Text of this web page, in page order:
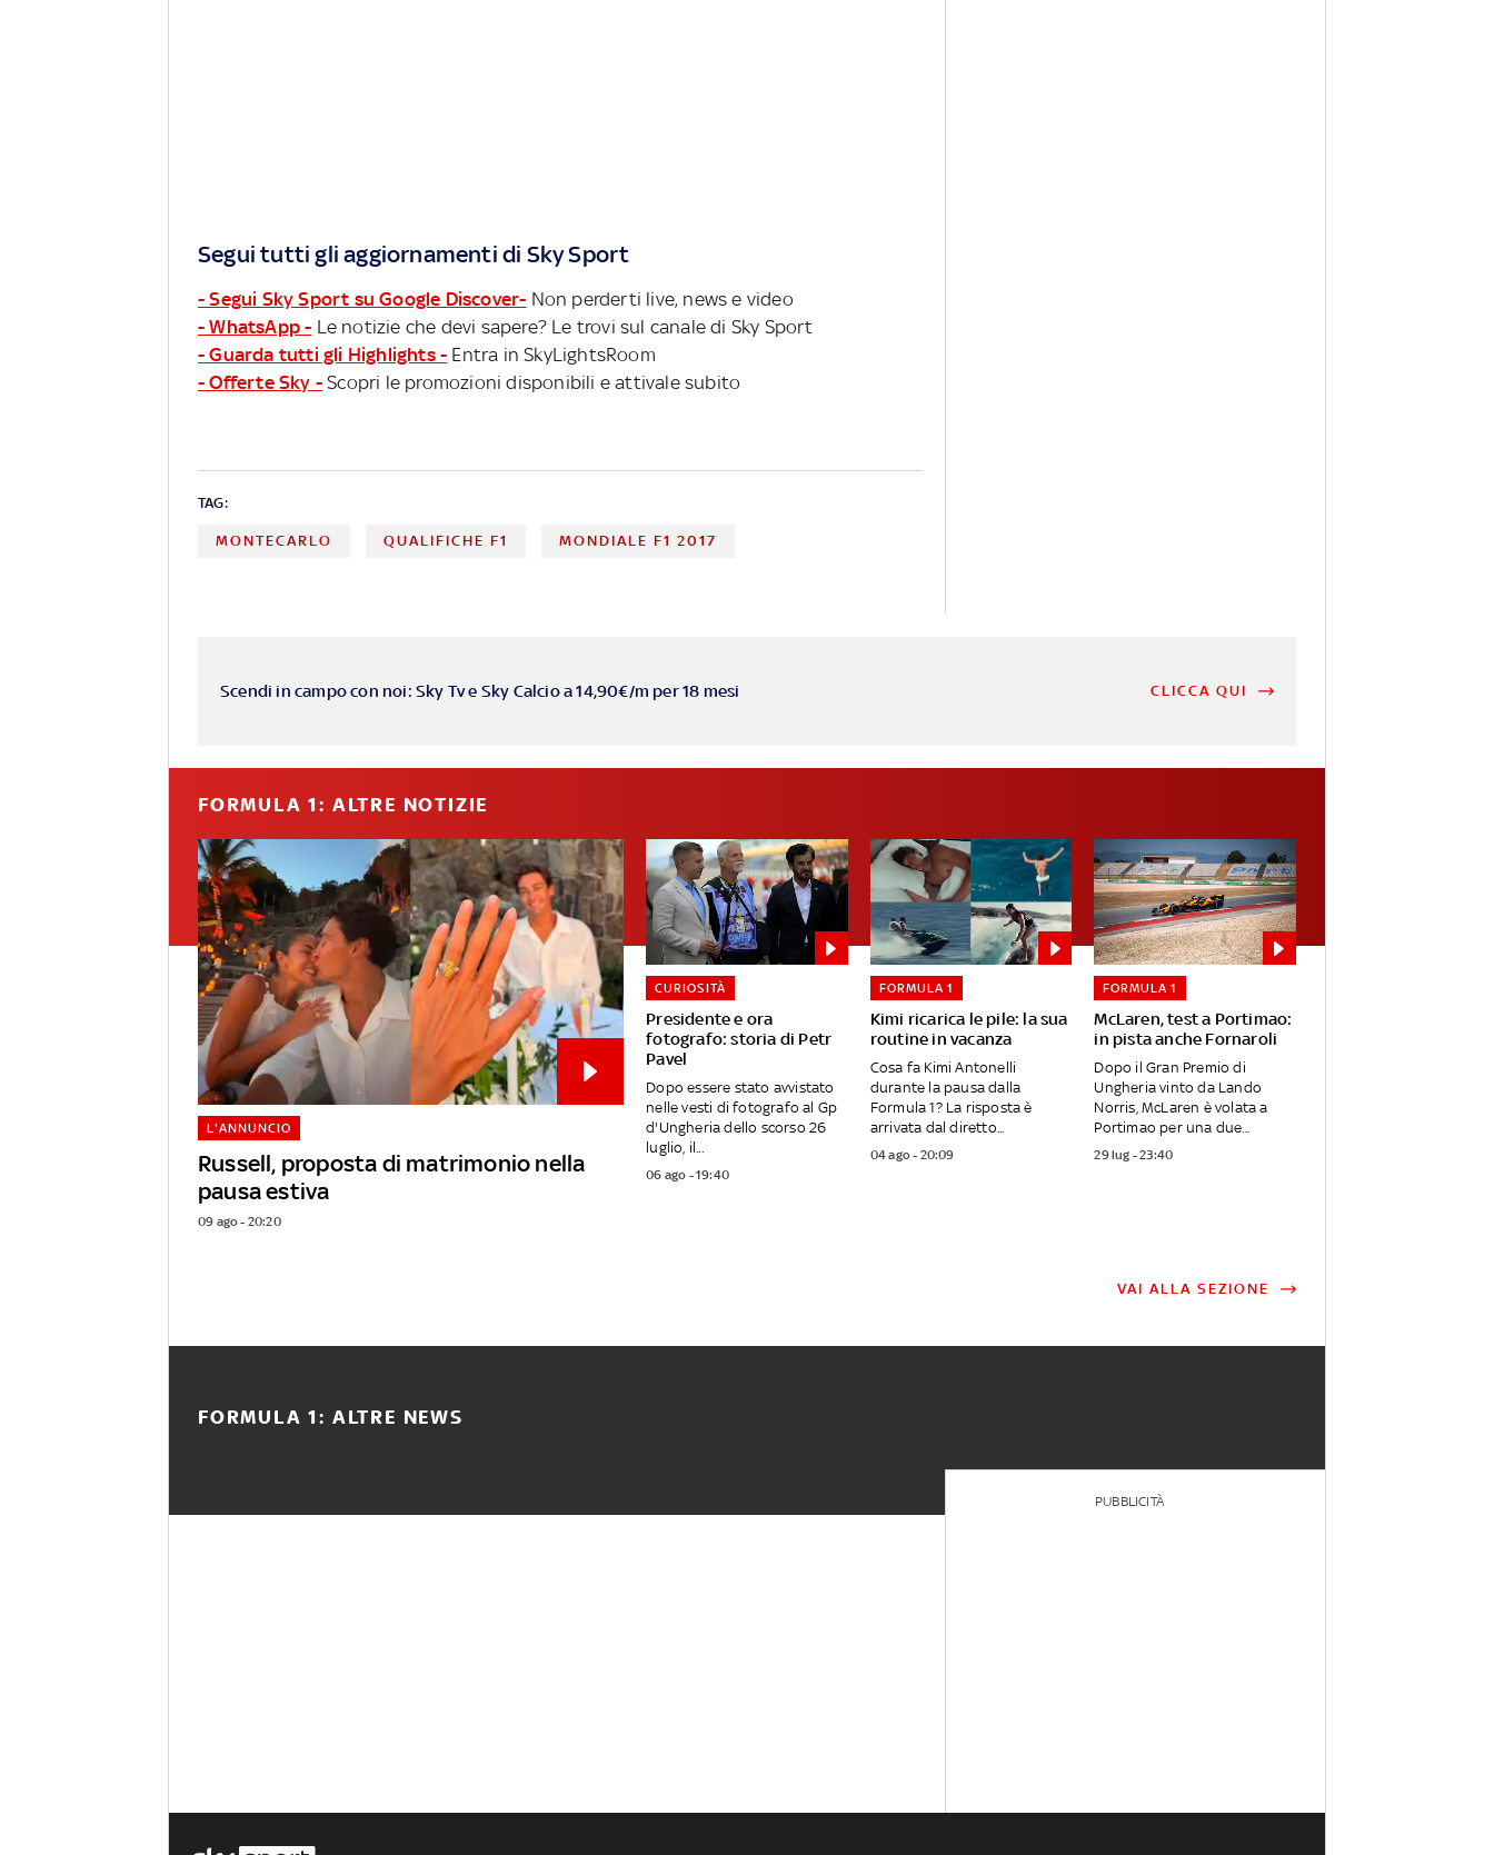
Segui tutti gli aggiornamenti di Sky Sport
- Segui Sky Sport su Google Discover- Non perderti live, news e video
- WhatsApp - Le notizie che devi sapere? Le trovi sul canale di Sky Sport
- Guarda tutti gli Highlights - Entra in SkyLightsRoom
- Offerte Sky - Scopri le promozioni disponibili e attivale subito
TAG:
MONTECARLO QUALIFICHE F1 MONDIALE F1 2017
Scendi in campo con noi: Sky Tv e Sky Calcio a 14,90€/m per 18 mesi CLICCA QUI
FORMULA 1: ALTRE NOTIZIE
Russell, proposta di matrimonio nella
pausa estiva
L'ANNUNCIO
09 ago - 20:20
Presidente e ora
fotografo: storia di Petr
Pavel
CURIOSITÀ
Dopo essere stato avvistato
nelle vesti di fotografo al Gp
d'Ungheria dello scorso 26
luglio, il...
06 ago - 19:40
Kimi ricarica le pile: la sua
routine in vacanza
FORMULA 1
Cosa fa Kimi Antonelli
durante la pausa dalla
Formula 1? La risposta è
arrivata dal diretto...
04 ago - 20:09
McLaren, test a Portimao:
in pista anche Fornaroli
FORMULA 1
Dopo il Gran Premio di
Ungheria vinto da Lando
Norris, McLaren è volata a
Portimao per una due...
29 lug - 23:40
VAI ALLA SEZIONE
FORMULA 1: ALTRE NEWS
PUBBLICITÀ